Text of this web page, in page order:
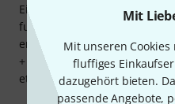
Mit
Mit unseren
fluffiges
dazugehört bieten.
passende Angebote,
Eine tolle Eimerlösung, die im
funktioniert. Der Klang ist
erfüllt ihren Zweck. Sie ist
+ Benutzerfreundlich +
etwas schwer - Der Klang ist